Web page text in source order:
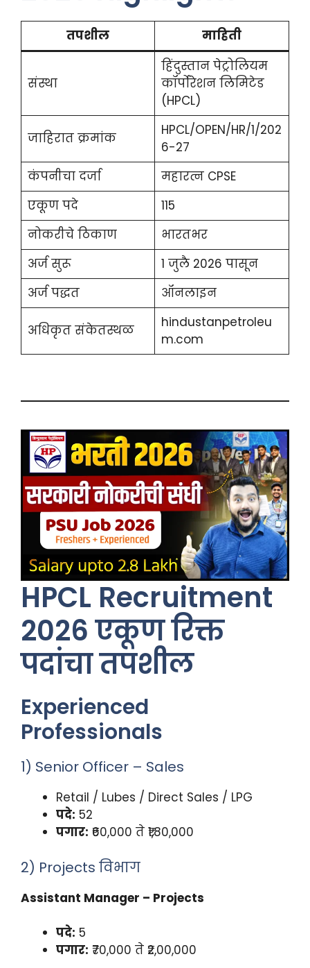
तपशील माहिती
संस्था
हिंदुस्तान पेट्रोलियम
कॉर्पोरेशन लिमिटेड
(HPCL)
जाहिरात क्रमांक
HPCL/OPEN/HR/1/202
6-27
कंपनीचा दर्जा
महारत्न CPSE
एकूण पदे
115
नोकरीचे ठिकाण
भारतभर
अर्ज सुरू
1 जुलै 2026 पासून
अर्ज पद्धत
ऑनलाइन
अधिकृत संकेतस्थळ
hindustanpetroleu
m.com
HPCL Recruitment
2026 एकूण रिक्त
पदांचा तपशील
Experienced
Professionals
1) Senior Officer – Sales
Retail / Lubes / Direct Sales / LPG
पदे: 52
पगार: ₹60,000 ते ₹1,80,000
2) Projects विभाग
Assistant Manager – Projects
पदे: 5
पगार: ₹70,000 ते ₹2,00,000